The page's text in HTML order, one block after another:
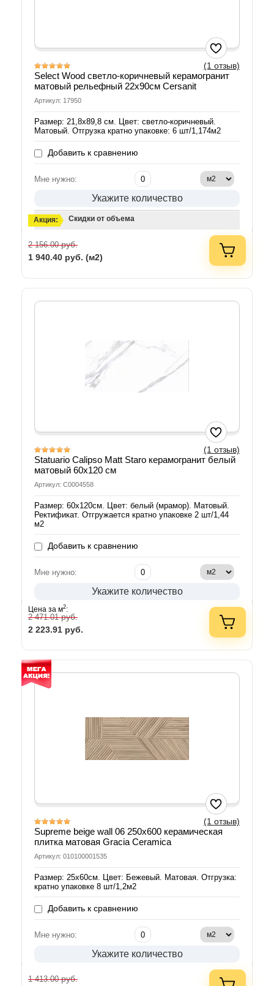
(1 отзыв)
Select Wood светло-коричневый керамогранит
матовый рельефный 22x90см Cersanit
Артикул: 17950
Размер: 21,8x89,8 см. Цвет: светло-коричневый.
Матовый. Отгрузка кратно упаковке: 6 шт/1,174м2
Добавить к сравнению
Мне нужно:
Укажите количество
Акция: Скидки от объема
2 156.00руб.
1 940.40 руб. (м2)
(1 отзыв)
Statuario Calipso Matt Staro керамогранит белый
матовый 60х120 см
Артикул: С0004558
Размер: 60х120см. Цвет: белый (мрамор). Матовый.
Ректификат. Отгружается кратно упаковке 2 шт/1,44
м2
Добавить к сравнению
Мне нужно:
Укажите количество
Цена за м2:
2 471.01руб.
2 223.91 руб.
(1 отзыв)
Supreme beige wall 06 250х600 керамическая
плитка матовая Gracia Ceramica
Артикул: 010100001535
Размер: 25х60см. Цвет: Бежевый. Матовая. Отгрузка:
кратно упаковке 8 шт/1,2м2
Добавить к сравнению
Мне нужно:
Укажите количество
1 413.00руб.